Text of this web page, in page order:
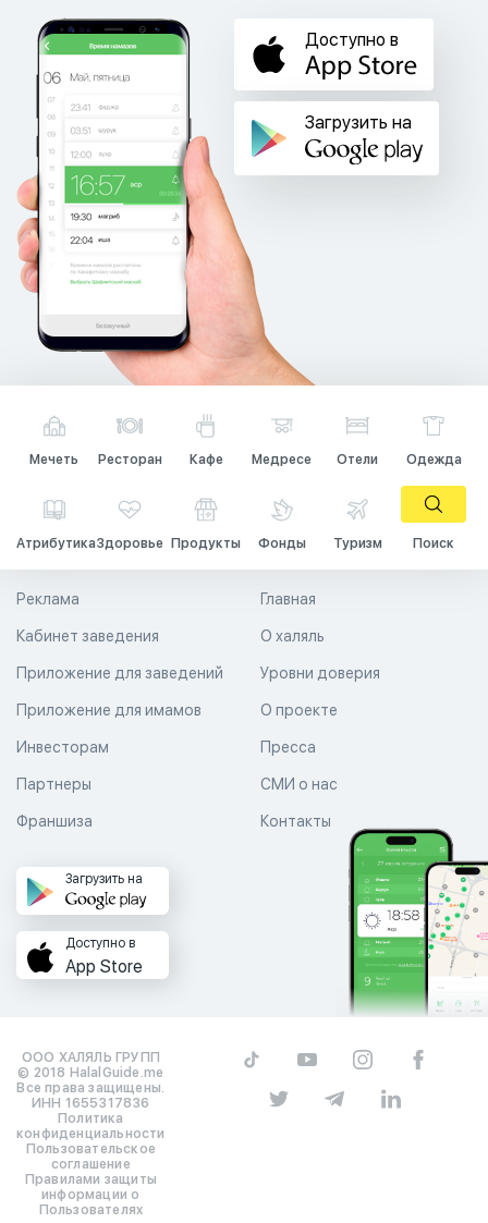
Доступно в
Загрузить на
Мечеть Ресторан Кафе Медресе Отели Одежда
АтрибутикаЗдоровье Продукты Фонды Туризм Поиск
Главная
О халяль
Уровни доверия
Реклама
Кабинет заведения
Приложение для заведений
Приложение для имамов О проекте
Пресса
СМИ о нас
Контакты
Инвесторам
Партнеры
Франшиза
Загрузить на
Доступно в
App Store
ООО ХАЛЯЛЬ ГРУПП
© 2018 HalalGuide.me
Все права защищены.
ИНН 1655317836
Политика
конфиденциальности
Пользовательское
соглашение
Правилами защиты
информации о
Пользователях